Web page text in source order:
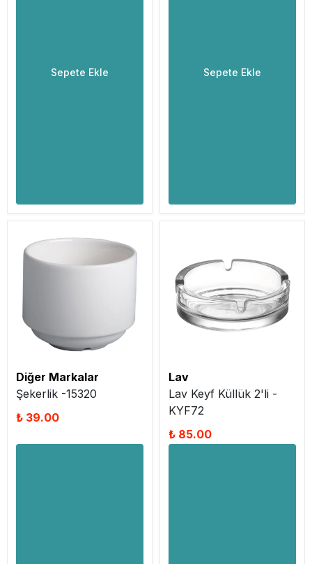
Sepete Ekle Sepete Ekle
Diğer Markalar
Şekerlik -15320
₺ 39.00
Lav
Lav Keyf Küllük 2'li -
KYF72
₺ 85.00